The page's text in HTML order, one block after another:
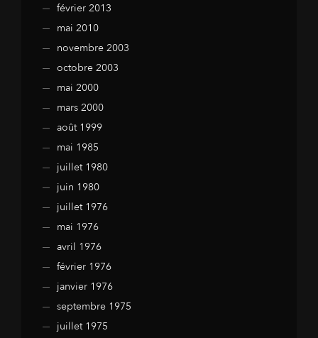
février 2013
mai 2010
novembre 2003
octobre 2003
mai 2000
mars 2000
août 1999
mai 1985
juillet 1980
juin 1980
juillet 1976
mai 1976
avril 1976
février 1976
janvier 1976
septembre 1975
juillet 1975